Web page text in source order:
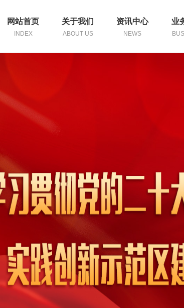
网站首页
INDEX
关于我们
ABOUT US
资讯中心
NEWS
业